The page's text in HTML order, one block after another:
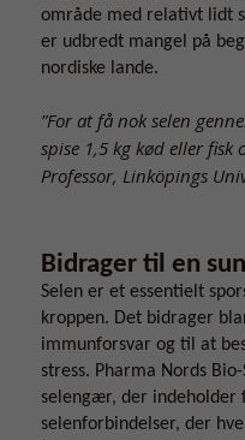
område med relativt lidt
er udbredt mangel på
nordiske lande.
”For at få nok selen
spise 1,5 kg kød eller fisk
Professor, Linköpings
Bidrager til en
Selen er et essentielt
kroppen. Det bidrager
immunforsvar og til at
stress. Pharma Nords
selengær, der indeholder
selenforbindelser, der